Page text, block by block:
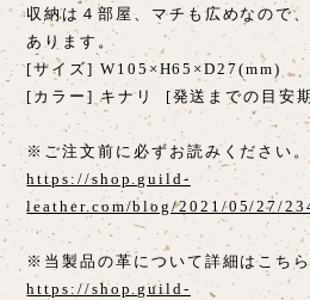
収納は４部屋、マチも広めなので
あります。
[サイズ] W105×H65×D27(mm)
[カラー] キナリ [発送までの目安
※ご注文前に必ずお読みください
https://shop.guild-
leather.com/blog/2021/05/27/
※当製品の革について詳細はこちら
https://shop.guild-